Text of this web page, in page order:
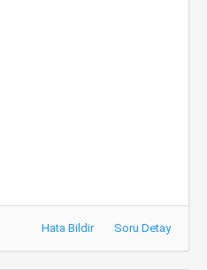
Hata Bildir Soru Detay